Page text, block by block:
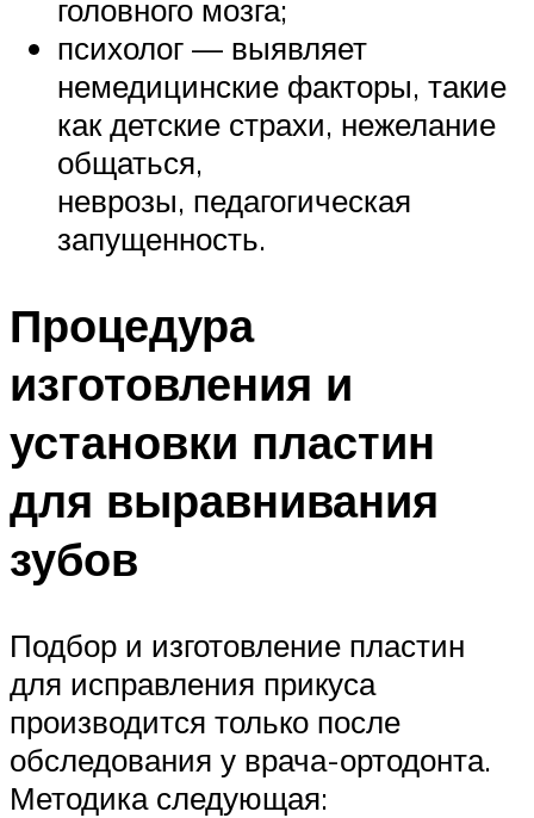
головного мозга;
психолог — выявляет
немедицинские факторы, такие
как детские страхи, нежелание
общаться,
неврозы, педагогическая
запущенность.
Процедура
изготовления и
установки пластин
для выравнивания
зубов
Подбор и изготовление пластин
для исправления прикуса
производится только после
обследования у врача-ортодонта.
Методика следующая: